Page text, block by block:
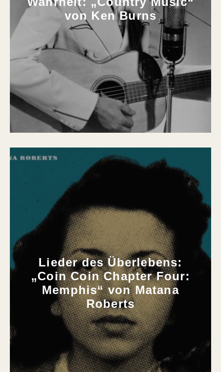
von Ken Burns
Lieder des Überlebens:
„Coin Coin Chapter Four:
Memphis“ von Matana
Roberts